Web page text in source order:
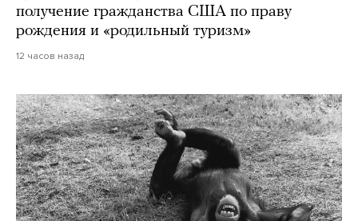
получение гражданства США по праву
рождения и «родильный туризм»
12 часов назад